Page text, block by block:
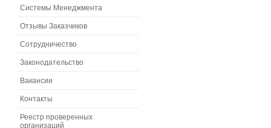
Системы Менеджмента
Отзывы Заказчиков
Сотрудничество
Законодательство
Вакансии
Контакты
Реестр проверенных
организаций